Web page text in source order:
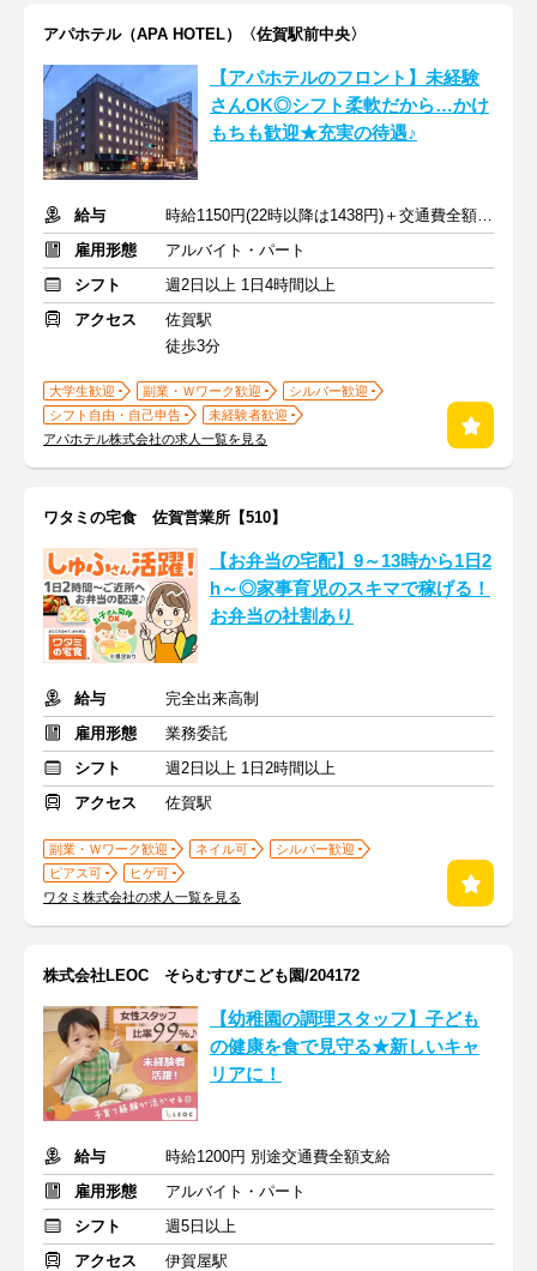
アパホテル（APA HOTEL）〈佐賀駅前中央〉
【アパホテルのフロント】未経験
さんOK◎シフト柔軟だから…かけ
もちも歓迎★充実の待遇♪
給与
時給1150円(22時以降は1438円)＋交通費全額支給
雇用形態
アルバイト・パート
シフト
週2日以上 1日4時間以上
アクセス
佐賀駅
徒歩3分
大学生歓迎 副業・Ｗワーク歓迎
シルバー歓迎
シフト自由・自己申告
未経験者歓迎
アパホテル株式会社の求人一覧を見る
ワタミの宅食 佐賀営業所【510】
【お弁当の宅配】9～13時から1日2
h～◎家事育児のスキマで稼げる！
お弁当の社割あり
給与
完全出来高制
雇用形態
業務委託
シフト
週2日以上 1日2時間以上
アクセス
佐賀駅
副業・Ｗワーク歓迎 ネイル可
シルバー歓迎
ピアス可
ヒゲ可
ワタミ株式会社の求人一覧を見る
株式会社LEOC そらむすびこども園/204172
【幼稚園の調理スタッフ】子ども
の健康を食で見守る★新しいキャ
リアに！
給与
時給1200円 別途交通費全額支給
雇用形態
アルバイト・パート
シフト
週5日以上
アクセス
伊賀屋駅